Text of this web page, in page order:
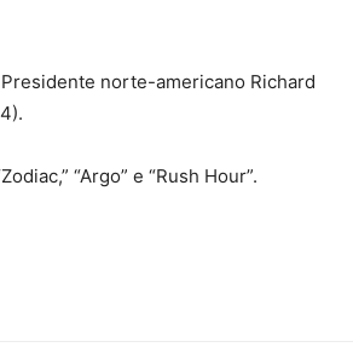
norte-americano Richard
“Argo” e “Rush Hour”.